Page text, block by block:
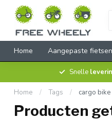
Home Aangepaste fietsen
Snelle
Home / Tags / cargo bike
Producten